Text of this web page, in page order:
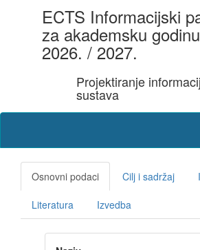
ECTS Informacijski
za akademsku godinu
2026. / 2027.
Projektiranje
sustava
Osnovni podaci Cilj i sadržaj
Literatura Izvedba